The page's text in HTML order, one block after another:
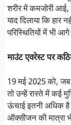
शरीर में कमजोरी
याद दिलाया कि हार
परिस्थितियों में भी
माउंट एवरेस्ट पर
19 मई 2025 को, जब
तो उन्हें रास्ते में कई
ऊंचाई इतनी अधिक है
ऑक्सीजन की मात्रा